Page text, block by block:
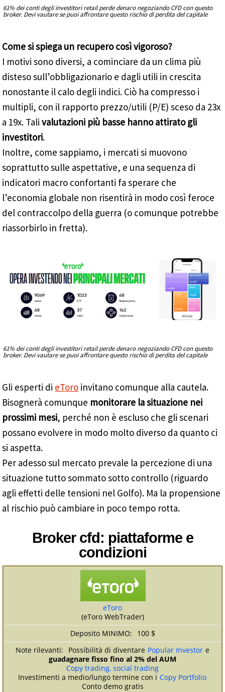
61% dei conti degli investitori retail perde denaro negoziando CFD con questo
broker. Devi vautare se puoi affrontare questo rischio di perdita del capitale
Come si spiega un recupero così vigoroso?
I motivi sono diversi, a cominciare da un clima più
disteso sull’obbligazionario e dagli utili in crescita
nonostante il calo degli indici. Ciò ha compresso i
multipli, con il rapporto prezzo/utili (P/E) sceso da 23x
a 19x. Talivalutazioni più basse hanno attirato gli
investitori.
Inoltre, come sappiamo, i mercati si muovono
soprattutto sulle aspettative, e una sequenza di
indicatori macro confortanti fa sperare che
l’economia globale non risentirà in modo così feroce
del contraccolpo della guerra (o comunque potrebbe
riassorbirlo in fretta).
61% dei conti degli investitori retail perde denaro negoziando CFD con questo
broker. Devi vautare se puoi affrontare questo rischio di perdita del capitale
Gli esperti di eToro invitano comunque alla cautela.
Bisognerà comunque monitorare la situazione nei
prossimi mesi, perché non è escluso che gli scenari
possano evolvere in modo molto diverso da quanto ci
si aspetta.
Per adesso sul mercato prevale la percezione di una
situazione tutto sommato sotto controllo (riguardo
agli effetti delle tensioni nel Golfo). Ma la propensione
al rischio può cambiare in poco tempo rotta.
Broker cfd: piattaforme e
condizioni
eToro
(eToro WebTrader)
100 $
Possibilità di diventare Popular Investor e
guadagnare fisso fino al 2% del AUM
Copy trading, social trading
Investimenti a medio/lungo termine con i Copy Portfolio
Conto demo gratis